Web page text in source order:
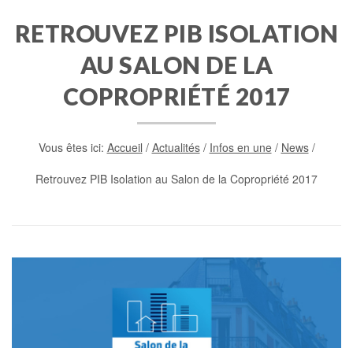
RETROUVEZ PIB ISOLATION
AU SALON DE LA
COPROPRIÉTÉ 2017
Vous êtes ici: Accueil / Actualités/ Infos en une/ News/
Retrouvez PIB Isolation au Salon de la Copropriété 2017